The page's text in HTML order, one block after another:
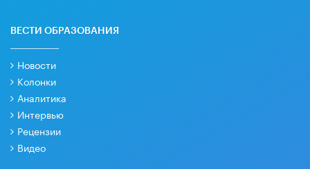
ВЕСТИ ОБРАЗОВАНИЯ
Новости
Колонки
Аналитика
Интервью
Рецензии
Видео